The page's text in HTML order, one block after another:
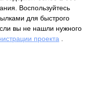
Воспользуйтесь
для быстрого
вы не нашли нужного
проекта